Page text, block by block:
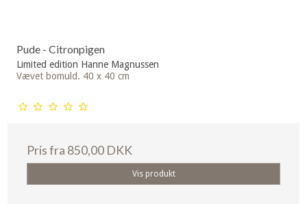
Pude - Citronpigen
Limited edition Hanne Magnussen
Vævet bomuld. 40 x 40 cm
Pris fra 850,00 DKK
Vis produkt